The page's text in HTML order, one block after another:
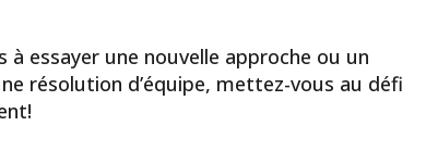
essayer une nouvelle approche ou un
résolution d’équipe, mettez-vous au défi